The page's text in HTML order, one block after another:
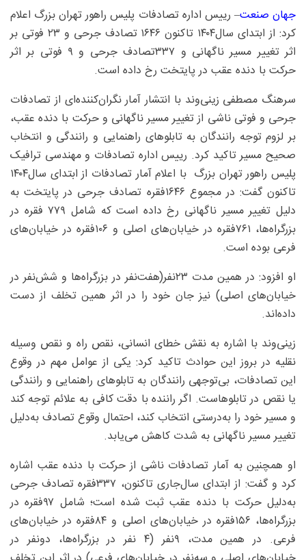
جهان صنعت– رییس اداره تصادفات پلیس راهور تهران بزرگ اعلام
کرد: از ابتدای سال۱۴۰۴ تاکنون ۱۶۴۶ تصادف جرحی و ۲۳ فوتی بر
اثر تغییر مسیر ناگهانی و ۳۳۷تصادف جرحی و ۹ فوتی بر اثر
حرکت با دنده عقب در پایتخت رخ داده است.
سرهنگ مصطفی زینی‌وند با انتشار آمار نگران‌کننده‌ای از تصادفات
جرحی و فوتی ناشی از تغییر مسیر ناگهانی و حرکت با دنده عقب،
بر لزوم توجه رانندگان به تابلوهای راهنمایی و رانندگی و انتخاب
صحیح مسیر تاکید کرد. رییس اداره تصادفات و مهندسی ترافیک
پلیس راهور تهران بزرگ با اعلام آمار تصادفات از ابتدای سال۱۴۰۴
تاکنون گفت: در مجموع ۱۶۴۶فقره تصادف جرحی در پایتخت به
دلیل تغییر مسیر ناگهانی رخ داده است که شامل ۷۷۹ فقره در
بزرگراه‌ها، ۷۶۱فقره در خیابان‌های اصلی و ۱۰۶فقره در خیابان‌های
فرعی بوده است.
او افزود: در همین مدت ۲۳نفر(هفت‌نفر در بزرگراه‌ها و شش‌نفر در
خیابان‌های اصلی) نیز جان خود را در اثر همین تخلف از دست
داده‌اند.
زینی‌وند با اشاره به نقش خطای انسانی، نقص راه و نقص وسیله
نقلیه در بروز این حوادث تاکید کرد: یکی از عوامل مهم در وقوع
این تصادفات، بی‌توجهی رانندگان به تابلوهای راهنمایی و رانندگی
یا نقص در تابلوهاست. اگر راننده با دقت کافی به علائم توجه کند
و مسیر خود را به‌درستی انتخاب کند، احتمال وقوع تصادف به‌دلیل
تغییر مسیر ناگهانی به شدت کاهش می‌یابد.
او همچنین به آمار تصادفات ناشی از حرکت با دنده عقب اشاره
کرد و گفت: از ابتدای سال‌جاری تاکنون، ۳۳۷فقره تصادف جرحی
به‌دلیل حرکت با دنده عقب ثبت شده است؛ شامل ۹۷فقره در
بزرگراه‌ها، ۱۵۶فقره در خیابان‌های اصلی و ۸۴فقره در خیابان‌های
فرعی. در همین مدت، ۹نفر (۴ نفر در بزرگراه‌ها، دونفر در